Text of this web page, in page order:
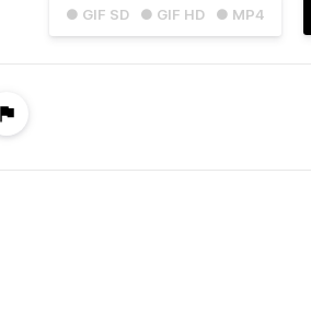
● GIF SD ● GIF HD ● MP4